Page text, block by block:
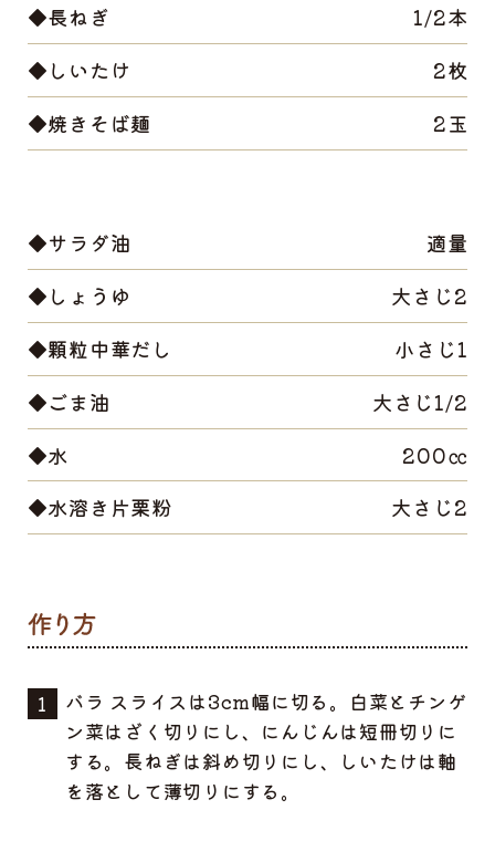
◆長ねぎ
1/2本
◆しいたけ
2枚
◆焼きそば麺
2玉
◆サラダ油
適量
◆しょうゆ
大さじ2
◆顆粒中華だし
小さじ1
◆ごま油
大さじ1/2
◆水
200㏄
◆水溶き片栗粉
大さじ2
バラ スライスは3cm幅に切る。白菜とチンゲ
ン菜はざく切りにし、にんじんは短冊切りに
する。長ねぎは斜め切りにし、しいたけは軸
を落として薄切りにする。